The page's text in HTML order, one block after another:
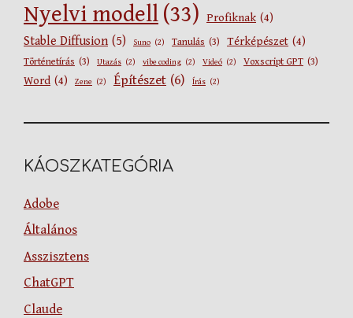
Nyelvi modell (33) Profiknak (4)
Stable Diffusion (5) Suno (2) Tanulás (3) Térképészet (4)
Történetírás (3) Utazás (2) vibe coding (2) Videó (2) Voxscript GPT (3)
Word (4) Zene (2) Építészet (6) Írás (2)
KÁOSZKATEGÓRIA
Adobe
Általános
Asszisztens
ChatGPT
Claude